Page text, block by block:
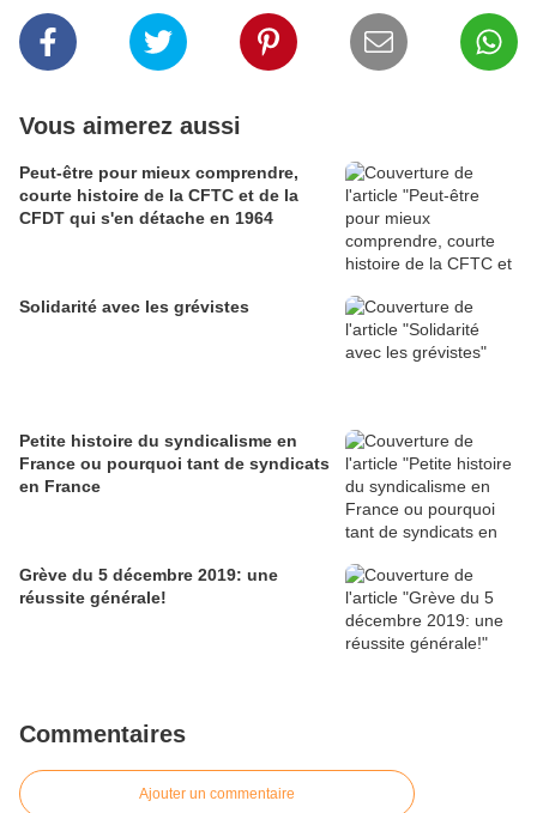
Vous aimerez aussi
Peut-être pour mieux comprendre,
courte histoire de la CFTC et de la
CFDT qui s'en détache en 1964
Solidarité avec les grévistes
Petite histoire du syndicalisme en
France ou pourquoi tant de syndicats
en France
Grève du 5 décembre 2019: une
réussite générale!
Commentaires
Ajouter un commentaire